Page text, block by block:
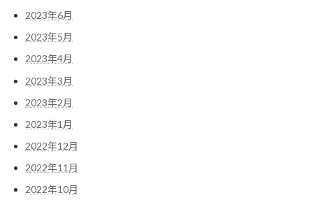
2023年6月
2023年5月
2023年4月
2023年3月
2023年2月
2023年1月
2022年12月
2022年11月
2022年10月